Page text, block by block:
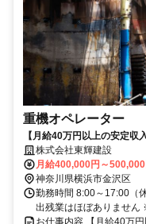
重機オペレーター
【月給40万円以上の安定収
レーター
株式会社東輝建設
月給400,000円～500,000
神奈川県横浜市金沢区
勤務時間 8:00～17:00（
出残業はほぼありません
お仕事内容 【月給40万